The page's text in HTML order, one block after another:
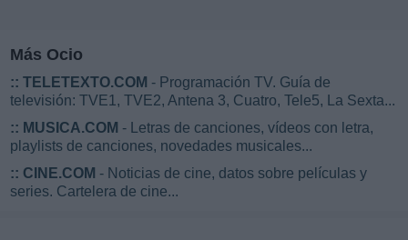
Más Ocio
:: TELETEXTO.COM - Programación TV. Guía de
televisión: TVE1, TVE2, Antena 3, Cuatro, Tele5, La Sexta...
:: MUSICA.COM - Letras de canciones, vídeos con letra,
playlists de canciones, novedades musicales...
:: CINE.COM - Noticias de cine, datos sobre películas y
series. Cartelera de cine...